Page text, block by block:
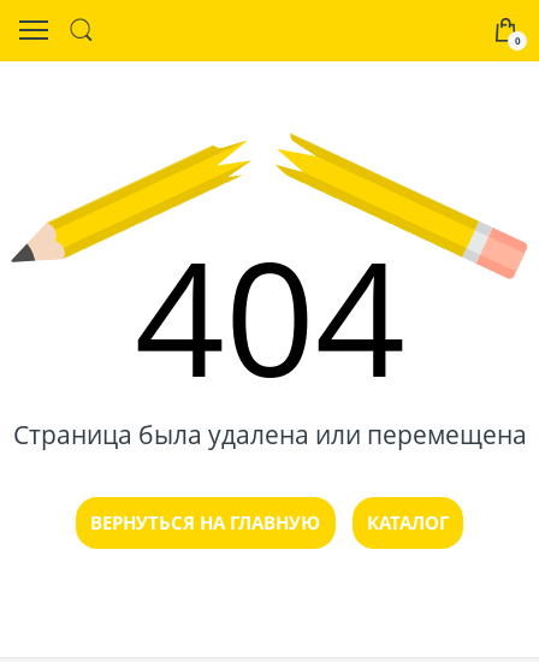
0
404
Страница была удалена или перемещена
ВЕРНУТЬСЯ НА ГЛАВНУЮ КАТАЛОГ